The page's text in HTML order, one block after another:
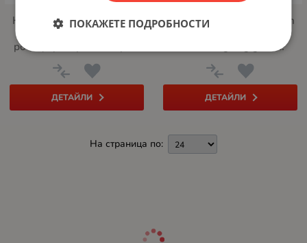
Комутатор Lanberg switch
dsp3-1005-60w 5x 1GB
poe+ (4 port poe 30w/port
desktop
ДЕТАЙЛИ
Комутатор Lanberg switch
ДЕТАЙЛИ
На страница по:
ПОКАЖЕТЕ ПОДРОБНОСТИ